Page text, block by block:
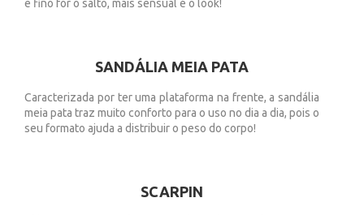
e fino for o salto, mais sensual é o look!
SANDÁLIA MEIA PATA
Caracterizada por ter uma plataforma na frente, a sandália
meia pata traz muito conforto para o uso no dia a dia, pois o
seu formato ajuda a distribuir o peso do corpo!
SCARPIN